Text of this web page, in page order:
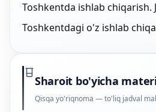
Toshkentda ishlab
Toshkentdagi o'z ishlab
Sharoit bo'yicha
Qisqa yo'riqnoma — to'liq jadval